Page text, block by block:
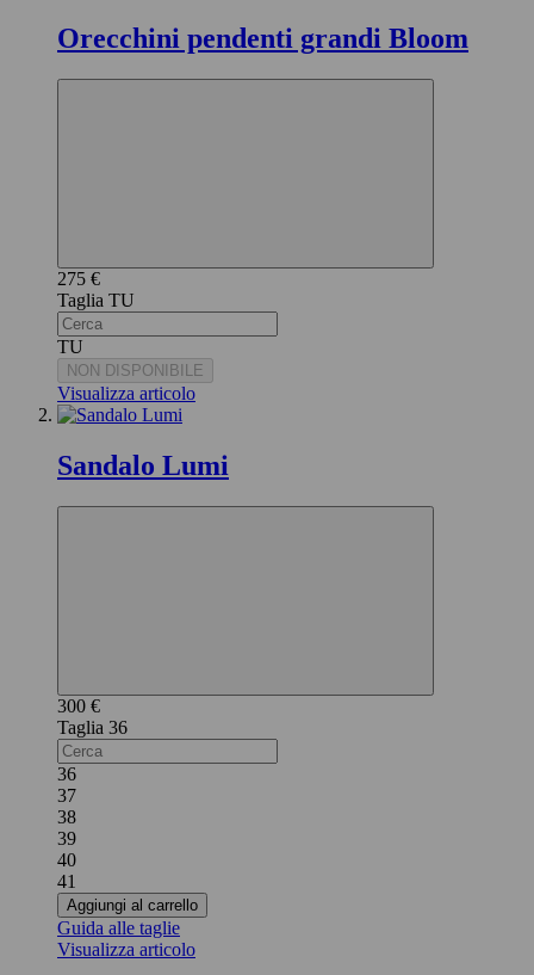
Orecchini pendenti grandi Bloom
275 €
TU
TU
NON DISPONIBILE
Visualizza articolo
Sandalo Lumi
300 €
36
36
37
38
39
40
41
Aggiungi al carrello
Guida alle taglie
Visualizza articolo